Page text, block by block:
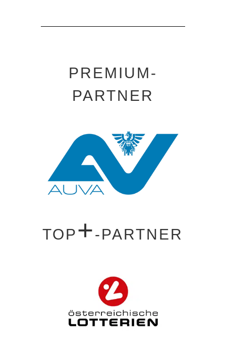
PREMIUM-
PARTNER
TOP+-PARTNER